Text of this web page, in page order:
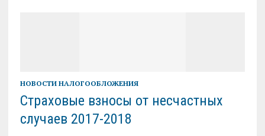
НОВОСТИ НАЛОГООБЛОЖЕНИЯ
Страховые взносы от несчастных
случаев 2017-2018